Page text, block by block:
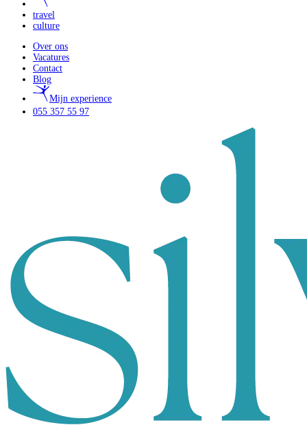
travel
culture
Over ons
Vacatures
Contact
Blog
Mijn experience
055 357 55 97